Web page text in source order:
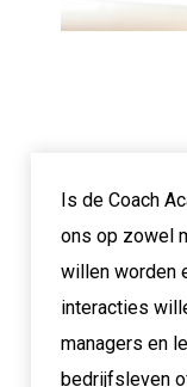
Is de Coach
ons op zowel
willen worden
interacties
managers en
bedrijfsleven